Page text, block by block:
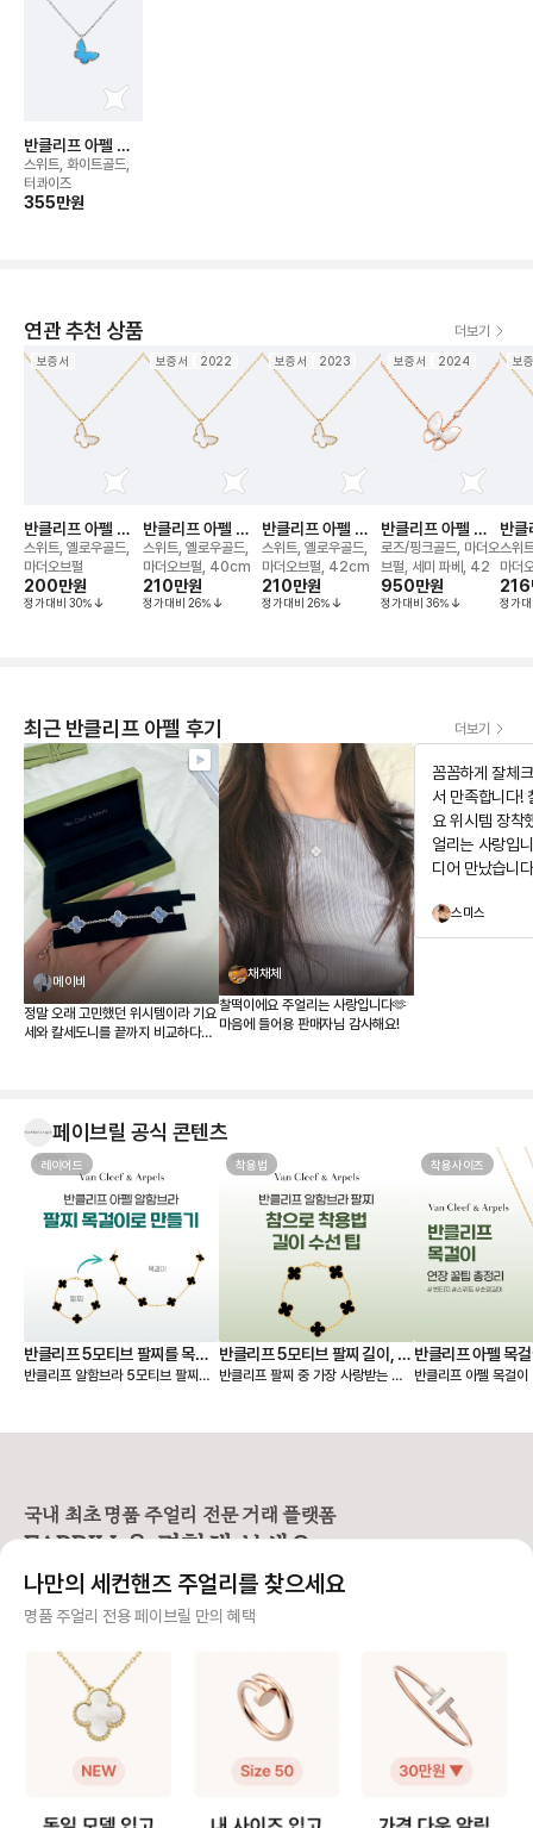
반클리프 아펠 버
터플라이 네크리스
스위트, 화이트골드,
터콰이즈
355만원
연관 추천 상품 더보기
보증서
반클리프 아펠 버
터플라이 네크리스
스위트, 옐로우골드,
마더오브펄
200만원
정가대비 30%
보증서 2022
반클리프 아펠 버
터플라이 네크리스
스위트, 옐로우골드,
마더오브펄, 40cm
210만원
정가대비 26%
보증서 2023
반클리프 아펠 버
터플라이 네크리스
스위트, 옐로우골드,
마더오브펄, 42cm
210만원
정가대비 26%
보증서 2024
반클리프 아펠 버
터플라이 투 네크
리스
로즈/핑크골드, 마더오
브펄, 세미 파베, 42
950만원
정가대비 36%
보
반클
터플
스위
마더
216
정가
최근 반클리프 아펠 후기 더보기
메이비
정말 오래 고민했던 위시템이라 기요
세와 칼세도니를 끝까지 비교하다가
템’이라고 하는지 알 것 같습니다 💎
무엇보다 페이브릴에서 여러 매물을
한 번에 비교할 수 있어서 연식, 컨디
션, 구성품, 가격까지 꼼꼼하게 따져
보고 가장 마음에 드는 제품을 선택
할 수 있었던 점이 좋았습니다. 좋은
첫 반클리프를 기분 좋게 들이게 되
었네요. 오래오래 아껴 차겠습니다!
채채체
찰떡이에요 주얼리는 사랑입니다🫶
마음에 들어용 판매자님 감사해요!
꼼꼼하게 잘체
서 만족합니다!
요 위시템 장착
얼리는 사랑입
디어 만났습니
뻐요스미스
페이브릴 공식 콘텐츠
레이어드
반클리프 5모티브 팔찌를 목걸
이로 만들기 - 실착비교, 연장체
반클리프 알함브라 5모티브 팔찌를
10모티브 목걸이가 하나 더 생긴 기
프 팔찌를 목걸이로 바꾸는 방법
1️⃣ 6모티브 목걸이 반클리프 알함브
팔찌 + 알함브라 빈티지 목걸이) -
팔찌 고리를 → 목걸이 클로버 쪽에
걸어주세요. - 목걸이 고리를 → 팔
인으로 5모티브 목걸이 - 연장체인
을 별도로 구매, 팔찌에 연결하여 목
걸이로 활용해요. 반클리프 5모티브
연장체인 등으로 키워드 검색해보시
면 구매 가능한 체인들을 별도 구매
상까지 맞춤으로 가능하니 원하는 스
착용법
반클리프 5모티브 팔찌 길이, 착
용팁-참으로 착용 vs 길이 수선
반클리프 팔찌 중 가장 사랑받는 제
닉스 모델 등 매장 구매 시 웨이팅 디
즈를 선택할 수 없고 총 길이 19cm
로 스펙이 동일해요. 손목이 얇은 분
요, 저 역시 오닉스 5모티브 팔찌를
😉 [반클리프 알함브라 5모티브 팔
· 클로버 안쪽에 잠금 고리를 걸어 참
처럼 연출하는 방법 · 클로버가 찰랑
거려 매력적이고 길이 수선이 필요
없음 · 다만, 혼자 착용하거나 뺄 때
조금 불편 2️⃣ AS로 길이 수선하기 ·
이는 방법 · 클로버 간격이 좁아져 손
가능 · 보통은 참으로 착용하다가 불
착용사이즈
반클리프 아펠 목
총정리
반클리프 아펠 목걸
해 드릴 거예요 ✨ 그중에서도 특히
티브를 기준으로 양
크기가 작아 2·3cm
호되는 편이에요! 특히 빈티지는 4
cm, 스위트는 2cm
고리를 활용해 순정
이에요. 인기 모델인 빈티지 알함브
인의 길이는 42cm
국내 최초 명품 주얼리 전문 거래 플랫폼
FABRILL을 경험해 보세요.
사기 걱정 없는 안전 결제
니면 반환해 드려요.
주얼리 전문 이중 검수
주얼리 검수에 특화된 페이브릴 검수팀과 전문 감정사가 컨디션 및 정품 여부를 철저하고 꼼꼼하
게 확인해요.
나만의 세컨핸즈 주얼리를 찾으세요
명품 주얼리 전용 페이브릴 만의 혜택